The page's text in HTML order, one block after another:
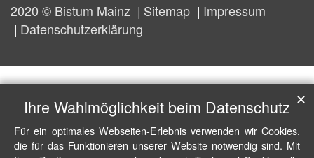
2020 © Bistum Mainz Sitemap
Impressum
Datenschutzerklärung
Ihre Wahlmöglichkeit beim Datenschutz
Für ein optimales Webseiten-Erlebnis verwenden wir Cookies,
die für das Funktionieren unserer Website notwendig sind. Mit
✕